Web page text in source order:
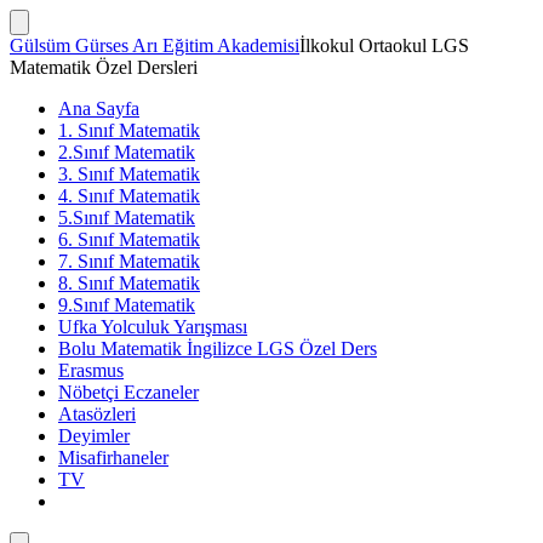
İçeriğe
atla
Arama
Çubuğunu
Göster/Gizle
Gülsüm Gürses Arı Eğitim Akademisiİlkokul Ortaokul LGS
Matematik Özel Dersleri
Ana Sayfa
1. Sınıf Matematik
2.Sınıf Matematik
3. Sınıf Matematik
4. Sınıf Matematik
5.Sınıf Matematik
6. Sınıf Matematik
7. Sınıf Matematik
8. Sınıf Matematik
9.Sınıf Matematik
Ufka Yolculuk Yarışması
Bolu Matematik İngilizce LGS Özel Ders
Erasmus
Nöbetçi Eczaneler
Atasözleri
Deyimler
Misafirhaneler
TV